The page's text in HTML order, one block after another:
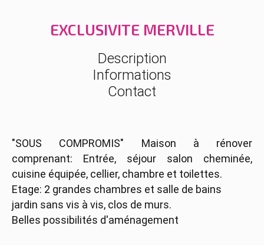
EXCLUSIVITE MERVILLE
Description
Informations
Contact
"SOUS COMPROMIS" Maison à rénover
comprenant: Entrée, séjour salon cheminée,
cuisine équipée, cellier, chambre et toilettes.
Etage: 2 grandes chambres et salle de bains
jardin sans vis à vis, clos de murs.
Belles possibilités d'aménagement